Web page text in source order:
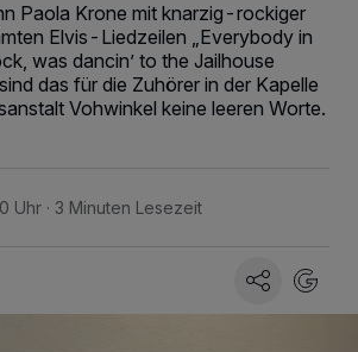
Paola Krone mit knarzig-rockiger
Elvis-Liedzeilen „Everybody in
was dancin’ to the Jailhouse
das für die Zuhörer in der Kapelle
Vohwinkel keine leeren Worte.
Uhr 3 Minuten Lesezeit